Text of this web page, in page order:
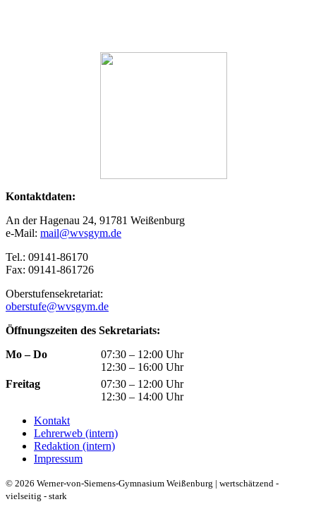
Kontaktdaten:
An der Hagenau 24, 91781 Weißenburg
e-Mail: mail@wvsgym.de
Tel.: 09141-86170
Fax: 09141-861726
Oberstufensekretariat:
oberstufe@wvsgym.de
Öffnungszeiten des Sekretariats:
Mo – Do
07:30 – 12:00 Uhr
12:30 – 16:00 Uhr
Freitag
07:30 – 12:00 Uhr
12:30 – 14:00 Uhr
Kontakt
Lehrerweb (intern)
Redaktion (intern)
Impressum
© 2026 Werner-von-Siemens-Gymnasium Weißenburg | wertschätzend -
vielseitig - stark